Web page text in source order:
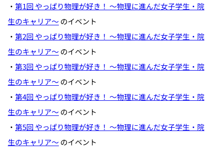
・ 第1回 やっぱり物理が好き！ ～物理に進んだ女子学生・院
生のキャリア～のイベント
・ 第2回 やっぱり物理が好き！ ～物理に進んだ女子学生・院
生のキャリア～のイベント
・ 第3回 やっぱり物理が好き！ ～物理に進んだ女子学生・院
生のキャリア～のイベント
・ 第4回 やっぱり物理が好き！ ～物理に進んだ女子学生・院
生のキャリア～のイベント
・ 第5回 やっぱり物理が好き！ ～物理に進んだ女子学生・院
生のキャリア～のイベント